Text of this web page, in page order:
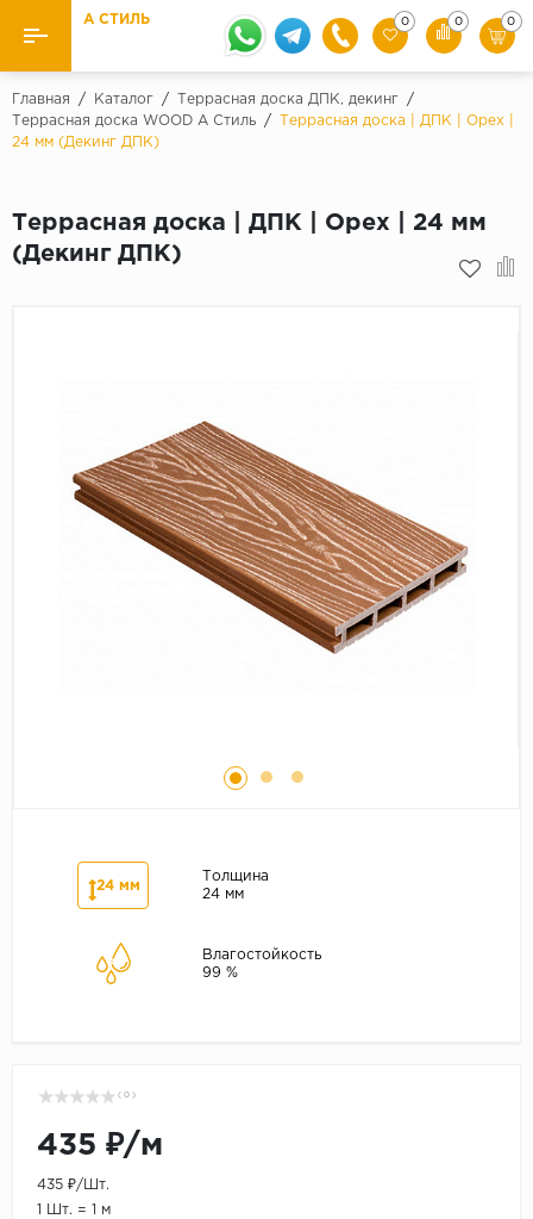
Назад
Ламинат
Назад
Krontex
Палитра
Серый
Бежевый
Дуб светлый
Ковролин и ковровая плитка
Кварцевый ламинат SPC
Подложка под паркет и ламинат
А СТИЛЬ 0 0 0
Главная / Каталог / Террасная доска ДПК, декинг
/
Террасная доска WOOD А Стиль
/
Террасная доска | ДПК | Орех |
24 мм (Декинг ДПК)
Террасная доска | ДПК | Орех | 24 мм
(Декинг ДПК)
24 мм
Толщина
24 мм
Влагостойкость
99 %
( 0 )
435 ₽/м
435 ₽/Шт.
1 Шт. = 1 м